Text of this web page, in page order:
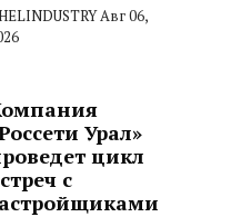
Авг 06,
Урал»
цикл
с